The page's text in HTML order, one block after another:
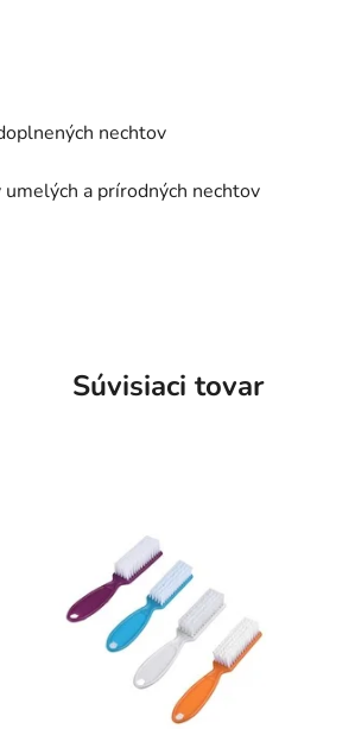
nechtov
a prírodných nechtov
Súvisiaci tovar